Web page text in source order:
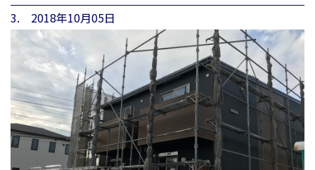
3. 2018年10月05日